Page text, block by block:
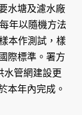
水塘及濾水廠
年以隨機方法
本作測試，樣
際標準。署方
水管網建設更
本年內完成。